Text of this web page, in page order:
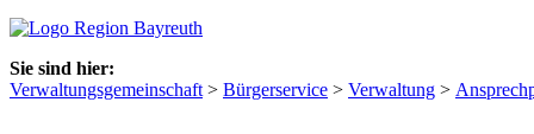
Sie sind hier:
Verwaltungsgemeinschaft > Bürgerservice > Verwaltung >